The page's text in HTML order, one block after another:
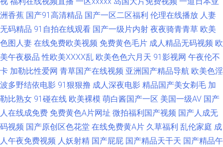
视频 91视频在线手机播放 狠狠亚洲欧美日韩 先锋资源无码av 91丝袜拍拍 成
人精品一 欧美口韩中文字目 五月天婷婷基地 91在线19n 黄色网络 日韩欧美
性爱99 51在线欧美 91人人操人人爽 东京热com91 美女大片 三级网站在线
站 欧美图区16p 一区不卡在线 97总资总站 九九视频网 91爱爱片 91资源站
在线 玖玖在线 影音先锋av撸色 91午夜探花国产在线 国产电影免费在线观看
洲香蕉 国产91高清精品 国产一区二区福利 伦理在线播放 人妻
无码精品 91自拍在线观看 国产一级片内射 夜夜骑青青草 欧美
色图人妻 在线免费欧美视频 免费黄色毛片 成人精品无码视频 欧
美午夜极品 性欧美ⅩⅩⅩⅩ乱 欧美色色六月天 91影视网 午夜伦不
卡 加勒比性爱网 青草国产在线视频 亚洲国产精品导航 欧美色淫
波多野结依电影 91狠狠撸 成人深夜电影 精品国产美女剃毛 加
勒比熟女 91碰在线 欧美裸模 萌白酱国产一区 美国一级AV 国产
人在线成免费 免费黄色A片网址 微拍福利国产视频 国产人成无
码视频 国产原创区色花堂 在线免费黄A片 久草福利 乱伦家庭 成
人午夜免费视频 人妖射精 国产屁屁 国产精品天干天 国产精品午